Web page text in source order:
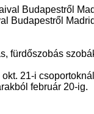
Budapestről
Budapestről
fürdőszobás
21-i
február 20-ig.